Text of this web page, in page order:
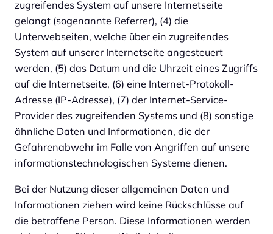
zugreifendes System auf unsere Internetseite
gelangt (sogenannte Referrer), (4) die
Unterwebseiten, welche über ein zugreifendes
System auf unserer Internetseite angesteuert
werden, (5) das Datum und die Uhrzeit eines Zugriffs
auf die Internetseite, (6) eine Internet-Protokoll-
Adresse (IP-Adresse), (7) der Internet-Service-
Provider des zugreifenden Systems und (8) sonstige
ähnliche Daten und Informationen, die der
Gefahrenabwehr im Falle von Angriffen auf unsere
informationstechnologischen Systeme dienen.
Bei der Nutzung dieser allgemeinen Daten und
Informationen ziehen wird keine Rückschlüsse auf
die betroffene Person. Diese Informationen werden